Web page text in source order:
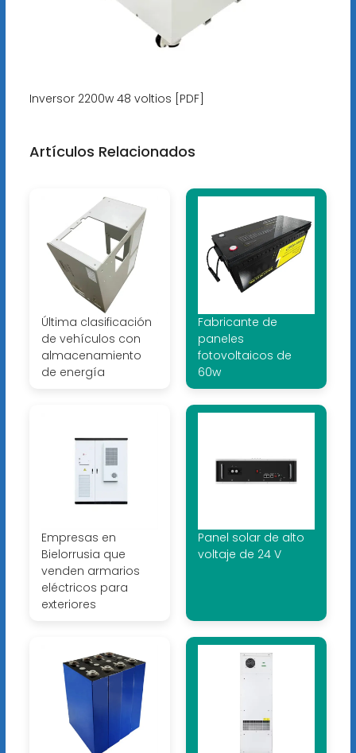
Inversor 2200w 48 voltios [PDF]
Artículos Relacionados
Última clasificación
de vehículos con
almacenamiento
de energía
Fabricante de
paneles
fotovoltaicos de
60w
Empresas en
Bielorrusia que
venden armarios
eléctricos para
exteriores
Panel solar de alto
voltaje de 24 V